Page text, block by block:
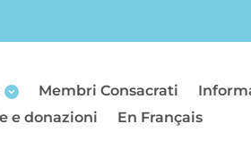
Membri Consacrati
e donazioni
En Français